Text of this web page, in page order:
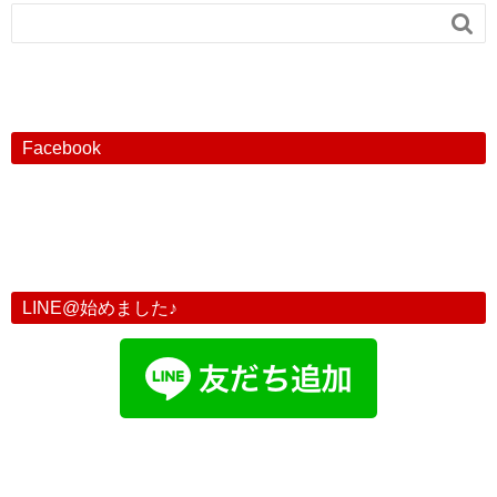

Facebook
LINE@始めました♪